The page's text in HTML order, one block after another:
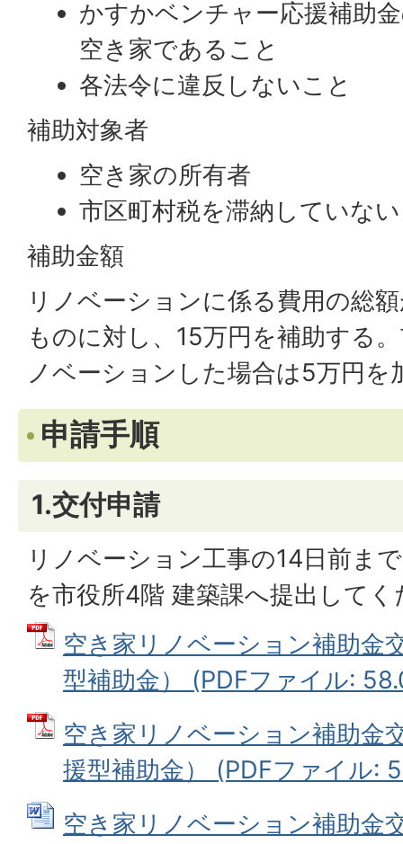
かすかベンチャー応援補助
空き家であること
各法令に違反しないこと
補助対象者
空き家の所有者
市区町村税を滞納していな
補助金額
リノベーションに係る費用の総
ものに対し、15万円を補助する
ノベーションした場合は5万円を
申請手順
1.交付申請
リノベーション工事の14日前ま
を市役所4階 建築課へ提出してく
空き家リノベーション補助金
型補助金） (PDFファイル:
空き家リノベーション補助金
援型補助金） (PDFファイル:
空き家リノベーション補助金